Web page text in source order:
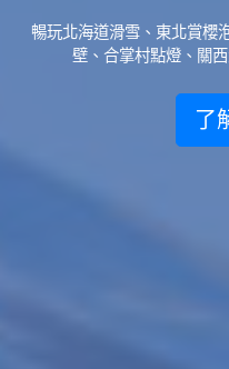
暢玩北海道滑雪、東北賞櫻
壁、合掌村點燈、關
了